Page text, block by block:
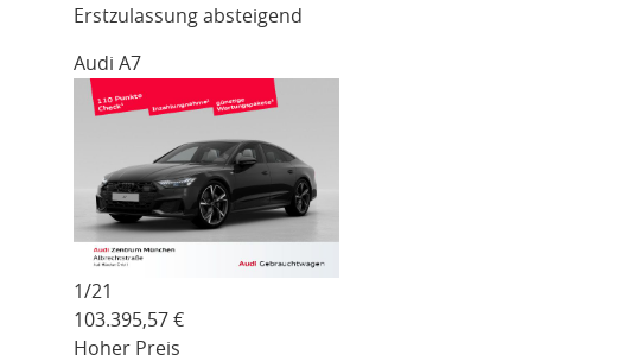
Erstzulassung absteigend
Audi A7
1/21
103.395,57 €
Hoher Preis